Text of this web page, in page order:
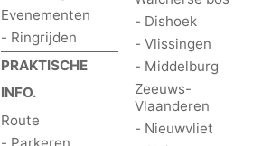
Evenementen
- Ringrijden
PRAKTISCHE
INFO.
Route
- Dishoek
- Vlissingen
- Middelburg
Zeeuws-
Vlaanderen
- Nieuwvliet